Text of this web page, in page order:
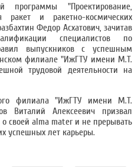
программы "Проектирование,
ракет и ракетно-космических
Федор Асхатович, зачитав
специалистов по
выпускников с успешным
филиале "ИжГТУ имени М.Т.
трудовой деятельности на
филиала "ИжГТУ имени М.Т.
Виталий Алексеевич призвал
своей alma mater и не прерывать
успешных лет карьеры.